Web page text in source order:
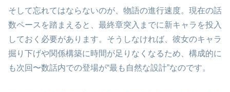
そして忘れてはならないのが、物語の進行速度。現在の話
数ペースを踏まえると、最終章突入までに新キャラを投入
しておく必要があります。そうしなければ、彼女のキャラ
掘り下げや関係構築に時間が足りなくなるため、構成的に
も次回〜数話内での登場が“最も自然な設計”なのです。